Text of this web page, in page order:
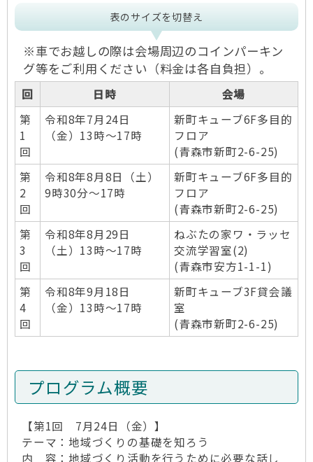
表のサイズを切替え
※車でお越しの際は会場周辺のコインパーキン
グ等をご利用ください（料金は各自負担）。
回 日時
会場
第
1
回
令和8年7月24日
（金）13時～17時
新町キューブ6F多目的
フロア
(青森市新町2-6-25)
第
2
回
令和8年8月8日（土）
9時30分～17時
新町キューブ6F多目的
フロア
(青森市新町2-6-25)
第
3
回
令和8年8月29日
（土）13時～17時
ねぶたの家ワ・ラッセ
交流学習室(2)
(青森市安方1-1-1)
第
4
回
令和8年9月18日
（金）13時～17時
新町キューブ3F貸会議
室
(青森市新町2-6-25)
プログラム概要
【第1回 7月24日（金）】
テーマ：地域づくりの基礎を知ろう
内 容：地域づくり活動を行うために必要な話し